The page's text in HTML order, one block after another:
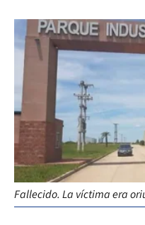
Fallecido. La víctima era